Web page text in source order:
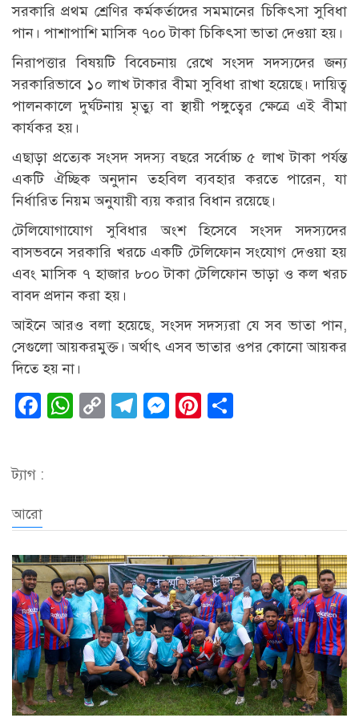
সরকারি প্রথম শ্রেণির কর্মকর্তাদের সমমানের চিকিৎসা সুবিধা
পান। পাশাপাশি মাসিক ৭০০ টাকা চিকিৎসা ভাতা দেওয়া হয়।
নিরাপত্তার বিষয়টি বিবেচনায় রেখে সংসদ সদস্যদের জন্য
সরকারিভাবে ১০ লাখ টাকার বীমা সুবিধা রাখা হয়েছে। দায়িত্ব
পালনকালে দুর্ঘটনায় মৃত্যু বা স্থায়ী পঙ্গুত্বের ক্ষেত্রে এই বীমা
কার্যকর হয়।
এছাড়া প্রত্যেক সংসদ সদস্য বছরে সর্বোচ্চ ৫ লাখ টাকা পর্যন্ত
একটি ঐচ্ছিক অনুদান তহবিল ব্যবহার করতে পারেন, যা
নির্ধারিত নিয়ম অনুযায়ী ব্যয় করার বিধান রয়েছে।
টেলিযোগাযোগ সুবিধার অংশ হিসেবে সংসদ সদস্যদের
বাসভবনে সরকারি খরচে একটি টেলিফোন সংযোগ দেওয়া হয়
এবং মাসিক ৭ হাজার ৮০০ টাকা টেলিফোন ভাড়া ও কল খরচ
বাবদ প্রদান করা হয়।
আইনে আরও বলা হয়েছে, সংসদ সদস্যরা যে সব ভাতা পান,
সেগুলো আয়করমুক্ত। অর্থাৎ এসব ভাতার ওপর কোনো আয়কর
দিতে হয় না।
Facebook
WhatsApp
CopyTelegram
Messenger
Pinterest
ট্যাগ :
আরো